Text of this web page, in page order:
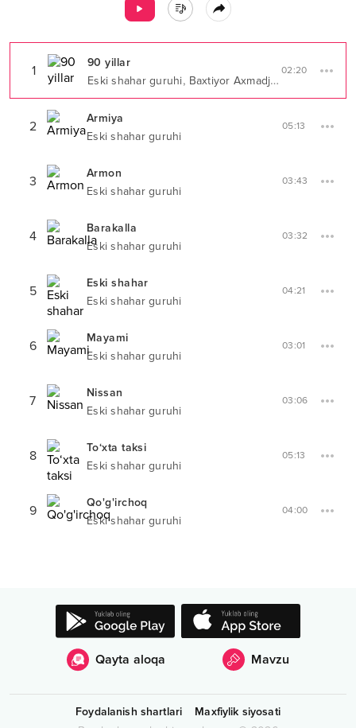
1
90 yillar
Eski shahar guruhi, Baxtiyor Axmadjonov
02:20
2
Armiya
Eski shahar guruhi
05:13
3
Armon
Eski shahar guruhi
03:43
4
Barakalla
Eski shahar guruhi
03:32
5
Eski shahar
Eski shahar guruhi
04:21
6
Mayami
Eski shahar guruhi
03:01
7
Nissan
Eski shahar guruhi
03:06
8
To‘xta taksi
Eski shahar guruhi
05:13
9
Qo'g'irchoq
Eski shahar guruhi
04:00
Qayta aloqa Mavzu
Foydalanish shartlari
Maxfiylik siyosati